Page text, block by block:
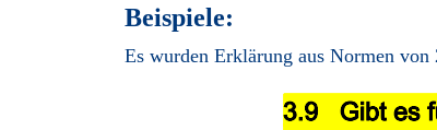
Beispiele:
Es wurden Erklärung aus Normen